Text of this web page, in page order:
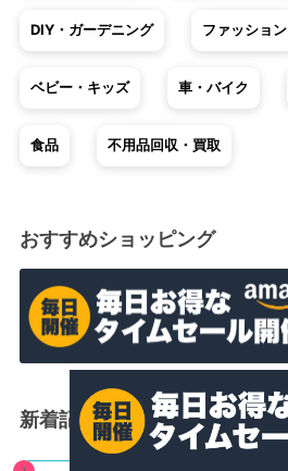
DIY・ガーデニング ファッション
ベビー・キッズ 車・バイク
食品 不用品回収・買取
おすすめショッピング
新着記事